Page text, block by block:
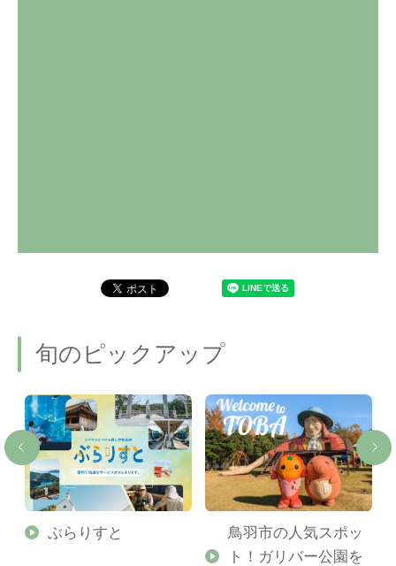
旬のピックアップ
ぶらりすと
鳥羽市の人気スポッ
ト！ガリバー公園を